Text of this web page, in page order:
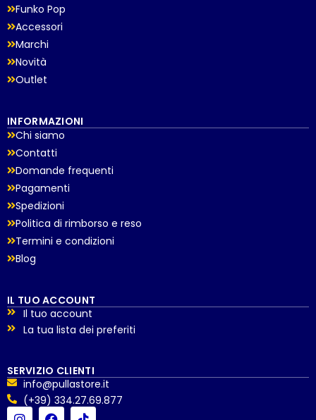
Funko Pop
Accessori
Marchi
Novità
Outlet
INFORMAZIONI
Chi siamo
Contatti
Domande frequenti
Pagamenti
Spedizioni
Politica di rimborso e reso
Termini e condizioni
Blog
IL TUO ACCOUNT
Il tuo account
La tua lista dei preferiti
SERVIZIO CLIENTI
info@pullastore.it
(+39) 334.27.69.877